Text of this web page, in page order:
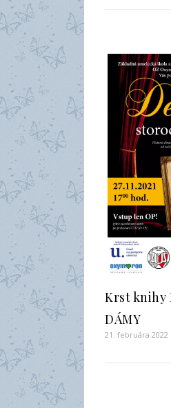
Krst knihy
DÁMY
21. februára 2022